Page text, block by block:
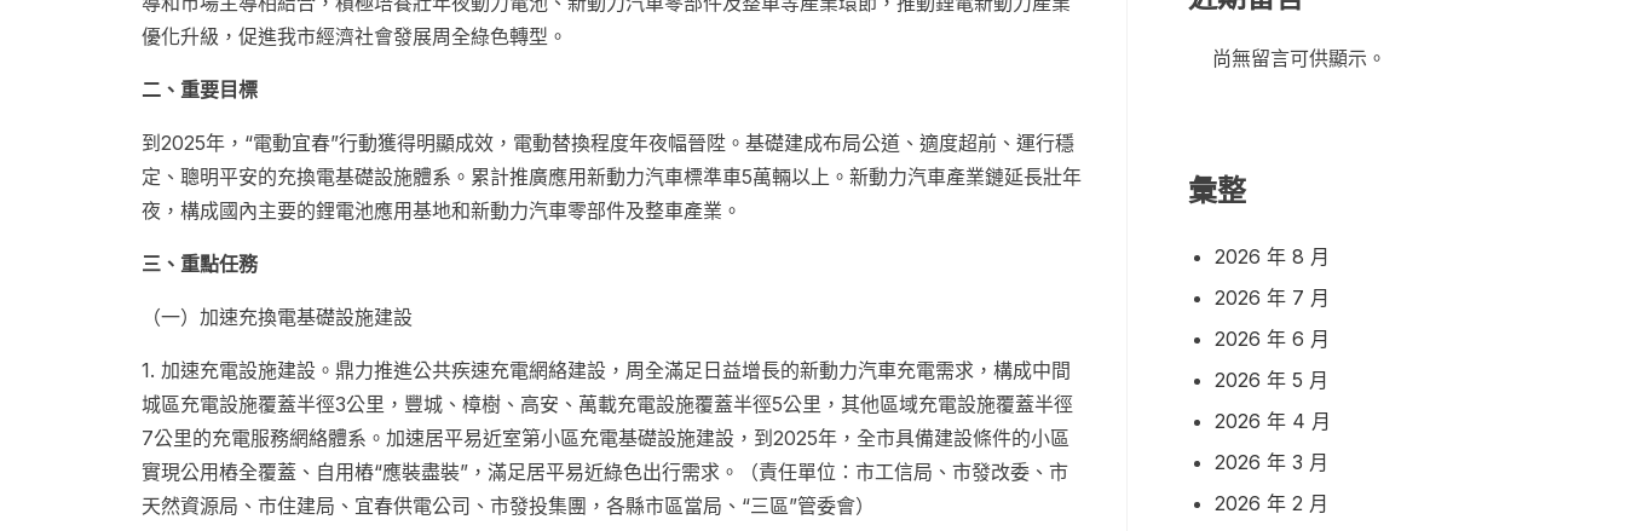
優化升級，促進我市經濟社會發展周全綠色轉型。
二、重要目標
到2025年，“電動宜春”行動獲得明顯成效，電動替換程度年夜幅晉陞。基礎建成布局公道、適度超前、運行穩
定、聰明平安的充換電基礎設施體系。累計推廣應用新動力汽車標準車5萬輛以上。新動力汽車產業鏈延長壯年
夜，構成國內主要的鋰電池應用基地和新動力汽車零部件及整車產業。
三、重點任務
（一）加速充換電基礎設施建設
1. 加速充電設施建設。鼎力推進公共疾速充電網絡建設，周全滿足日益增長的新動力汽車充電需求，構成中間
城區充電設施覆蓋半徑3公里，豐城、樟樹、高安、萬載充電設施覆蓋半徑5公里，其他區域充電設施覆蓋半徑
7公里的充電服務網絡體系。加速居平易近室第小區充電基礎設施建設，到2025年，全市具備建設條件的小區
實現公用樁全覆蓋、自用樁“應裝盡裝”，滿足居平易近綠色出行需求。（責任單位：市工信局、市發改委、市
天然資源局、市住建局、宜春供電公司、市發投集團，各縣市區當局、“三區”管委會）
尚無留言可供顯示。
彙整
2026 年 8 月
2026 年 7 月
2026 年 6 月
2026 年 5 月
2026 年 4 月
2026 年 3 月
2026 年 2 月